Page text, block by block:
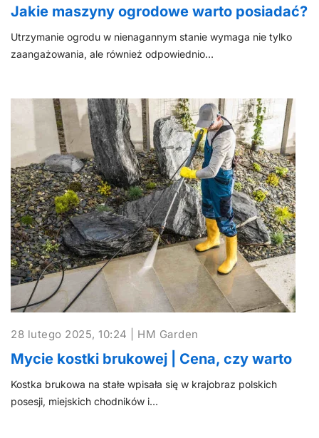
Jakie maszyny ogrodowe warto posiadać?
Utrzymanie ogrodu w nienagannym stanie wymaga nie tylko
zaangażowania, ale również odpowiednio…
28 lutego 2025, 10:24 | HM Garden
Mycie kostki brukowej | Cena, czy warto
Kostka brukowa na stałe wpisała się w krajobraz polskich
posesji, miejskich chodników i…